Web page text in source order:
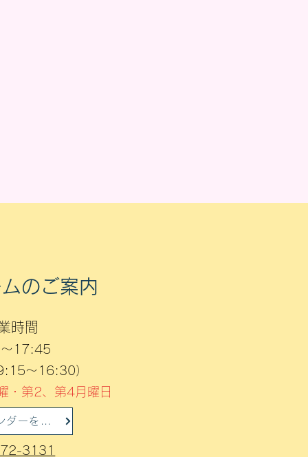
のご案内
時間
17:45
～16:30）​
・第2、第4月曜日
営業カレンダーを確認
3131